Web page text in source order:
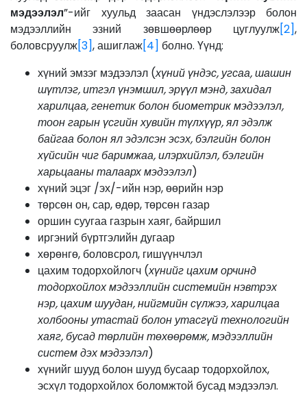
мэдээлэл”-ийг хуульд заасан үндэслэлээр болон
мэдээллийн эзний зөвшөөрлөөр цуглуулж[2],
боловсруулж[3], ашиглаж[4] болно. Үүнд:
хүний эмзэг мэдээлэл (хүний үндэс, угсаа, шашин
шүтлэг, итгэл үнэмшил, эрүүл мэнд, захидал
харилцаа, генетик болон биометрик мэдээлэл,
тоон гарын үсгийн хувийн түлхүүр, ял эдэлж
байгаа болон ял эдэлсэн эсэх, бэлгийн болон
хүйсийн чиг баримжаа, илэрхийлэл, бэлгийн
харьцааны талаарх мэдээлэл)
хүний эцэг /эх/-ийн нэр, өөрийн нэр
төрсөн он, сар, өдөр, төрсөн газар
оршин суугаа газрын хаяг, байршил
иргэний бүртгэлийн дугаар
хөрөнгө, боловсрол, гишүүнчлэл
цахим тодорхойлогч (хүнийг цахим орчинд
тодорхойлох мэдээллийн системийн нэвтрэх
нэр, цахим шуудан, нийгмийн сүлжээ, харилцаа
холбооны утастай болон утасгүй технологийн
хаяг, бусад төрлийн төхөөрөмж, мэдээллийн
систем дэх мэдээлэл)
хүнийг шууд болон шууд бусаар тодорхойлох,
эсхүл тодорхойлох боломжтой бусад мэдээлэл.